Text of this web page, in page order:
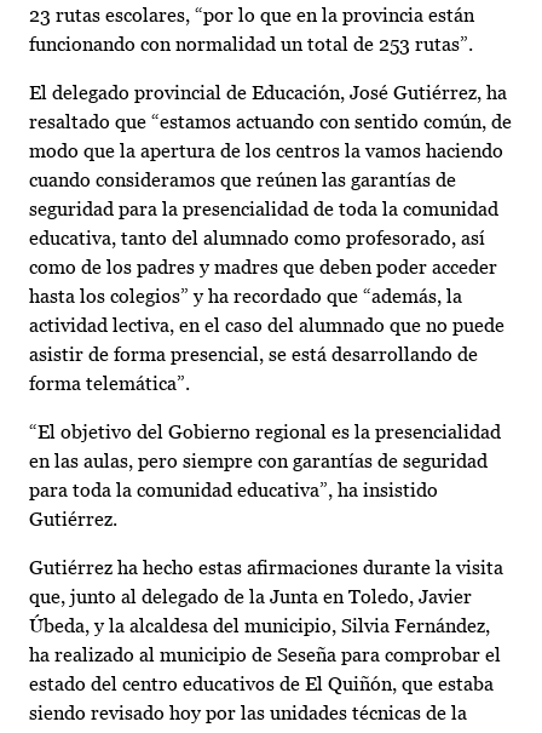
23 rutas escolares, “por lo que en la provincia están
funcionando con normalidad un total de 253 rutas”.
El delegado provincial de Educación, José Gutiérrez, ha
resaltado que “estamos actuando con sentido común, de
modo que la apertura de los centros la vamos haciendo
cuando consideramos que reúnen las garantías de
seguridad para la presencialidad de toda la comunidad
educativa, tanto del alumnado como profesorado, así
como de los padres y madres que deben poder acceder
hasta los colegios” y ha recordado que “además, la
actividad lectiva, en el caso del alumnado que no puede
asistir de forma presencial, se está desarrollando de
forma telemática”.
“El objetivo del Gobierno regional es la presencialidad
en las aulas, pero siempre con garantías de seguridad
para toda la comunidad educativa”, ha insistido
Gutiérrez.
Gutiérrez ha hecho estas afirmaciones durante la visita
que, junto al delegado de la Junta en Toledo, Javier
Úbeda, y la alcaldesa del municipio, Silvia Fernández,
ha realizado al municipio de Seseña para comprobar el
estado del centro educativos de El Quiñón, que estaba
siendo revisado hoy por las unidades técnicas de la